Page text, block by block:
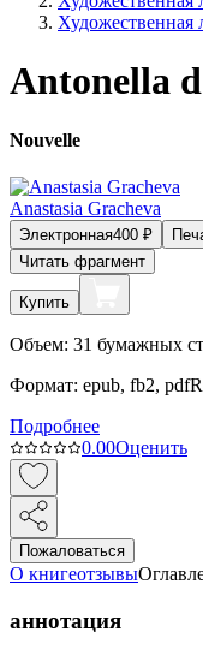
Художественная
Antonella
Nouvelle
Anastasia Gracheva
Электронная400 ₽
Читать фрагмент
Купить
Объем: 31 бумажных
Формат: epub, fb2,
Подробнее
0.00Оценить
Пожаловаться
О книгеотзывы
аннотация